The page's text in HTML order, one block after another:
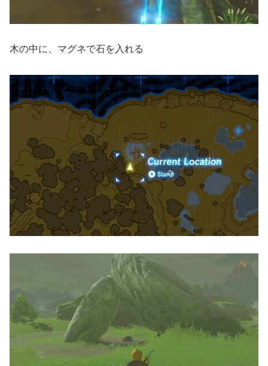
木の中に、マグネで石を入れる